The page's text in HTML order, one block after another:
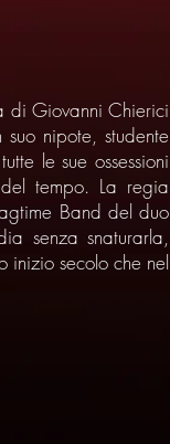
di Giovanni Chierici
nipote, studente
le sue ossessioni
tempo. La regia
Band del duo
senza snaturarla,
inizio secolo che nel